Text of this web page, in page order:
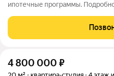
ипотечные программы. Подробности в отделе
площадь составляет 21.40 кв. м.
отделкой. Жилой комплекс
4 800 000 ₽